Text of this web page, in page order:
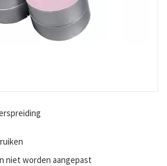
niet worden aangepast